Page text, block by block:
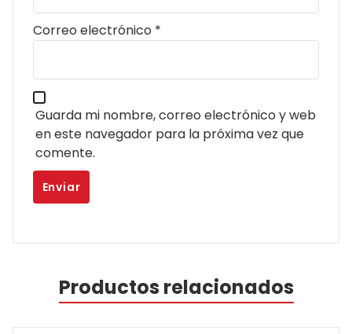
Correo electrónico *
Guarda mi nombre, correo electrónico y web
en este navegador para la próxima vez que
comente.
Productos relacionados